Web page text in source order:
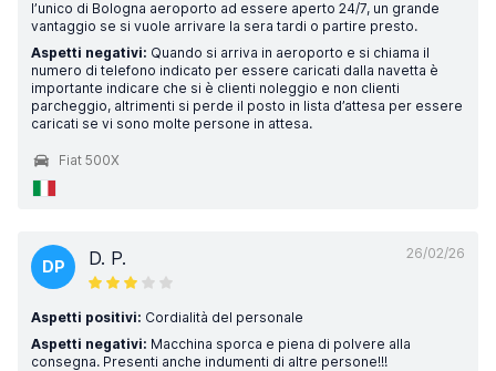
l’unico di Bologna aeroporto ad essere aperto 24/7, un grande
vantaggio se si vuole arrivare la sera tardi o partire presto.
Aspetti negativi: Quando si arriva in aeroporto e si chiama il
numero di telefono indicato per essere caricati dalla navetta è
importante indicare che si è clienti noleggio e non clienti
parcheggio, altrimenti si perde il posto in lista d’attesa per essere
caricati se vi sono molte persone in attesa.
Fiat 500X
26/02/26
DP D. P.
Aspetti positivi: Cordialità del personale
Aspetti negativi: Macchina sporca e piena di polvere alla
consegna. Presenti anche indumenti di altre persone!!!